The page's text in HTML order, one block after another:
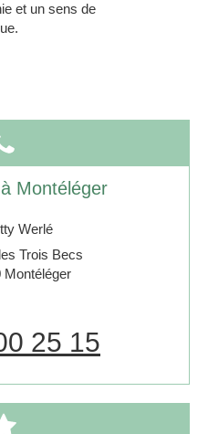
et un sens de
Montéléger
Werlé
Trois Becs
Montéléger
25 15